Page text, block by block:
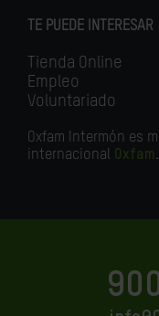
TE PUEDE INTERESAR
Tienda Online
Empleo
Voluntariado
Oxfam Intermón es
internacional Oxfam.